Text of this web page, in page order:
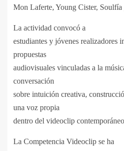
Mon Laferte, Young Cister,
La actividad convocó a
estudiantes y jóvenes realizadores
propuestas
audiovisuales vinculadas a la
conversación
sobre intuición creativa,
una voz propia
dentro del videoclip
La Competencia Videoclip se ha